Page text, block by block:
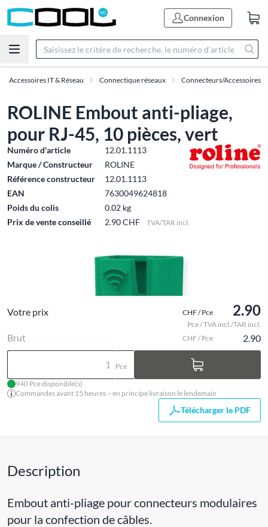
Connexion
Accessoires IT & Réseau Connectique réseaux Connecteurs/Accessoires
ROLINE Embout anti-pliage,
pour RJ-45, 10 pièces, vert
Numéro d'article
12.01.1113
Marque / Constructeur
ROLINE
Référence constructeur
12.01.1113
EAN
7630049624818
Poids du colis
0.02 kg
Prix de vente conseillé
2.90 CHF TVA/TAR incl.
Votre prix CHF / Pce 2.90
Pce / TVA incl./TAR incl.
Brut CHF / Pce 2.90
Pce
940 Pce disponible(s)
Commandes avant 15 heures – en principe livraison le lendemain
Télécharger le PDF
Description
Embout anti-pliage pour connecteurs modulaires
pour la confection de câbles.